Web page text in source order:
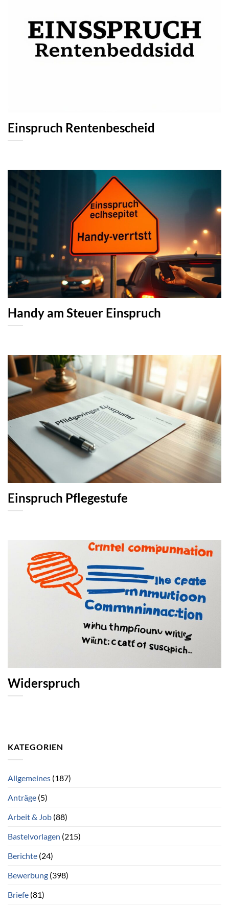
Einspruch Rentenbescheid
Handy am Steuer Einspruch
Einspruch Pflegestufe
Widerspruch
KATEGORIEN
Allgemeines (187)
Anträge (5)
Arbeit & Job (88)
Bastelvorlagen (215)
Berichte (24)
Bewerbung (398)
Briefe (81)